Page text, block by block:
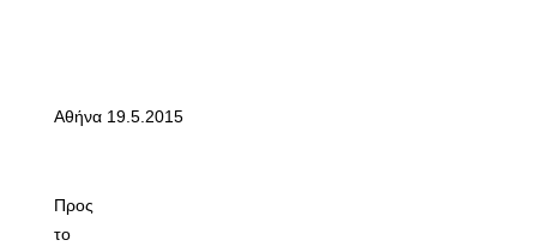
Αθήνα 19.5.2015
Προς
το